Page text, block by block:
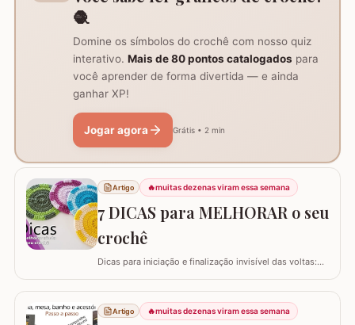
🧶
Domine os símbolos do crochê com nosso quiz
interativo. Mais de 80 pontos catalogados para
você aprender de forma divertida — e ainda
ganhar XP!
Jogar agora Grátis • 2 min
Artigo 🔥muitas dezenas viram essa semana
7 DICAS para MELHORAR o seu
crochê
Dicas para iniciação e finalização invisível das voltas:
garante um acabamento quase imperceptível nas
iniciações e finalizações das voltas, resultando em um
trabalho mais elegante. Variações de pontos com o
Artigo 🔥muitas dezenas viram essa semana